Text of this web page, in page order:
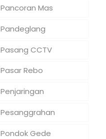
Pancoran Mas
Pandeglang
Pasang CCTV
Pasar Rebo
Penjaringan
Pesanggrahan
Pondok Gede